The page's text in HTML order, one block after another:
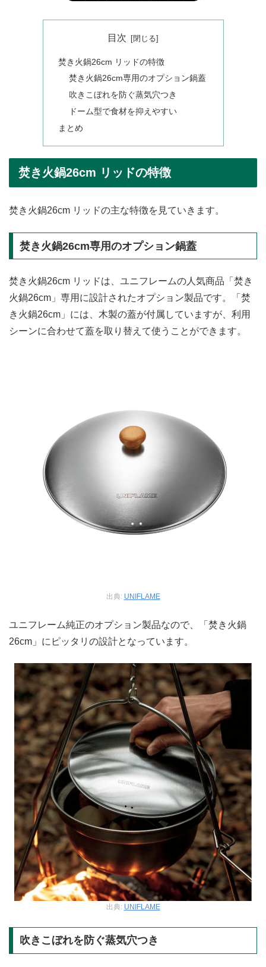
目次
焚き火鍋26cm リッドの特徴
焚き火鍋26cm専用のオプション鍋蓋
吹きこぼれを防ぐ蒸気穴つき
ドーム型で食材を抑えやすい
まとめ
焚き火鍋26cm リッドの特徴
焚き火鍋26cm リッドの主な特徴を見ていきます。
焚き火鍋26cm専用のオプション鍋蓋
焚き火鍋26cm リッドは、ユニフレームの人気商品「焚き
火鍋26cm」専用に設計されたオプション製品です。「焚
き火鍋26cm」には、木製の蓋が付属していますが、利用
シーンに合わせて蓋を取り替えて使うことができます。
出典: UNIFLAME
ユニフレーム純正のオプション製品なので、「焚き火鍋
26cm」にピッタリの設計となっています。
出典: UNIFLAME
吹きこぼれを防ぐ蒸気穴つき